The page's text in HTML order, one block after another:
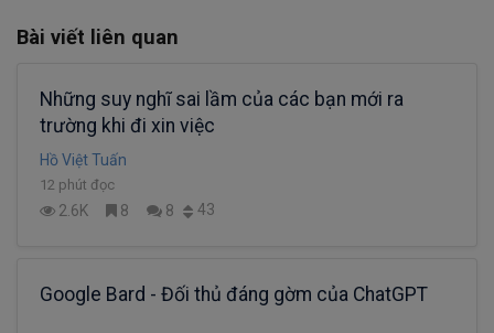
Bài viết liên quan
Những suy nghĩ sai lầm của các bạn mới ra
trường khi đi xin việc
Hồ Việt Tuấn
12 phút đọc
2.6K 8 8 43
Google Bard - Đối thủ đáng gờm của ChatGPT